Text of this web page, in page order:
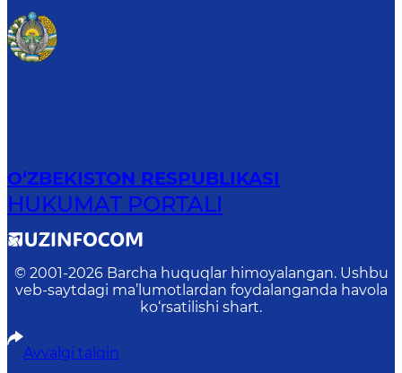
O‘ZBEKISTON RESPUBLIKASI
HUKUMAT PORTALI
© 2001-2026 Barcha huquqlar himoyalangan. Ushbu
veb-saytdagi ma’lumotlardan foydalanganda havola
ko‘rsatilishi shart.
Avvalgi talqin